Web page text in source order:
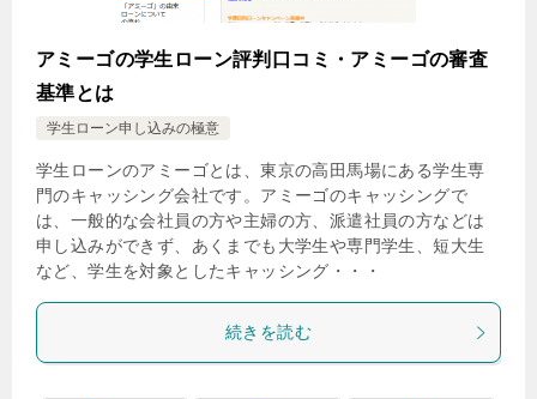
アミーゴの学生ローン評判口コミ・アミーゴの審査
基準とは
学生ローン申し込みの極意
学生ローンのアミーゴとは、東京の高田馬場にある学生専
門のキャッシング会社です。アミーゴのキャッシングで
は、一般的な会社員の方や主婦の方、派遣社員の方などは
申し込みができず、あくまでも大学生や専門学生、短大生
など、学生を対象としたキャッシング・・・
続きを読む